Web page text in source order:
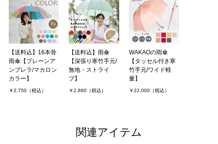
【送料込】16本骨
雨傘【プレーンア
ンブレラ/マカロン
カラー】
￥2,750（税込）
【送料込】雨傘
【深張り寒竹手元/
無地・ストライ
プ】
￥2,860（税込）
WAKAOの雨傘
【タッセル付き寒
竹手元/ワイド軽
量】
￥22,000（税込）
関連アイテム